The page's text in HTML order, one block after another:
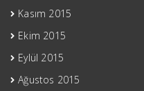
Kasım 2015
Ekim 2015
Eylül 2015
Ağustos 2015